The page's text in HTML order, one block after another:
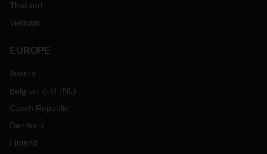
Thailand
Vietnam
EUROPE
Austria
Belgium (FR NL )
Czech Republic
Denmark
Finland